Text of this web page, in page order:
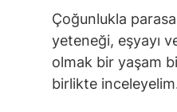
Çoğunlukla
yeteneği, eşyayı
olmak bir yaşam
birlikte